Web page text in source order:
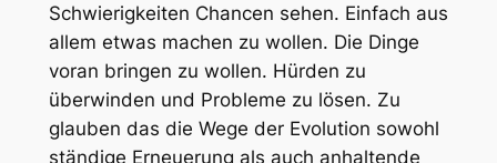
Schwierigkeiten Chancen sehen. Einfach aus
allem etwas machen zu wollen. Die Dinge
voran bringen zu wollen. Hürden zu
überwinden und Probleme zu lösen. Zu
glauben das die Wege der Evolution sowohl
ständige Erneuerung als auch anhaltende